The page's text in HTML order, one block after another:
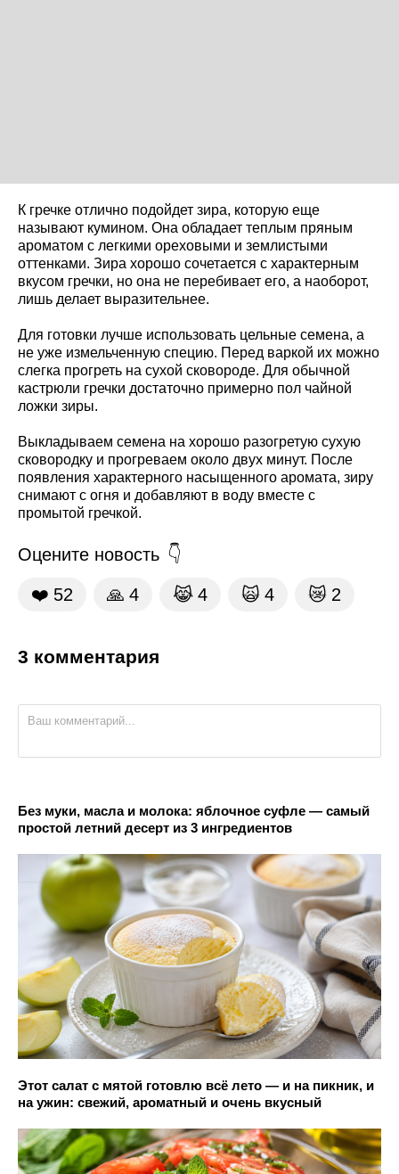
К гречке отлично подойдет зира, которую еще
называют кумином. Она обладает теплым пряным
ароматом с легкими ореховыми и землистыми
оттенками. Зира хорошо сочетается с характерным
вкусом гречки, но она не перебивает его, а наоборот,
лишь делает выразительнее.
Для готовки лучше использовать цельные семена, а
не уже измельченную специю. Перед варкой их можно
слегка прогреть на сухой сковороде. Для обычной
кастрюли гречки достаточно примерно пол чайной
ложки зиры.
Выкладываем семена на хорошо разогретую сухую
сковородку и прогреваем около двух минут. После
появления характерного насыщенного аромата, зиру
снимают с огня и добавляют в воду вместе с
промытой гречкой.
Оцените новость
❤️ 52 🙏 4 😹 4 🙀 4 😿 2
3 комментария
Без муки, масла и молока: яблочное суфле — самый
простой летний десерт из 3 ингредиентов
Этот салат с мятой готовлю всё лето — и на пикник, и
на ужин: свежий, ароматный и очень вкусный